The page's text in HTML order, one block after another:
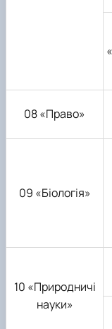
08 «Право»
09 «Біологія»
10 «Природничі
науки»